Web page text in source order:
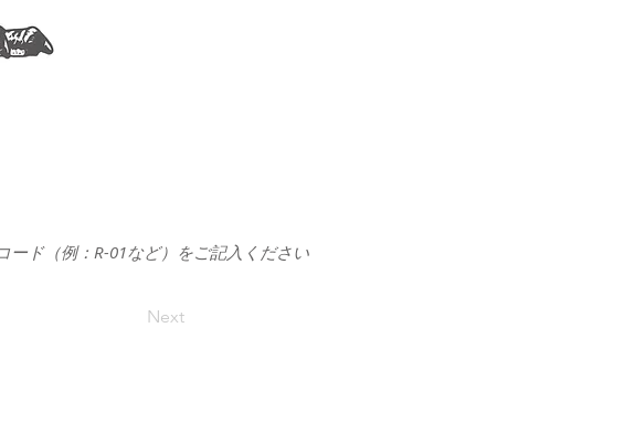
ド（例：R-01など）をご記入ください
Next